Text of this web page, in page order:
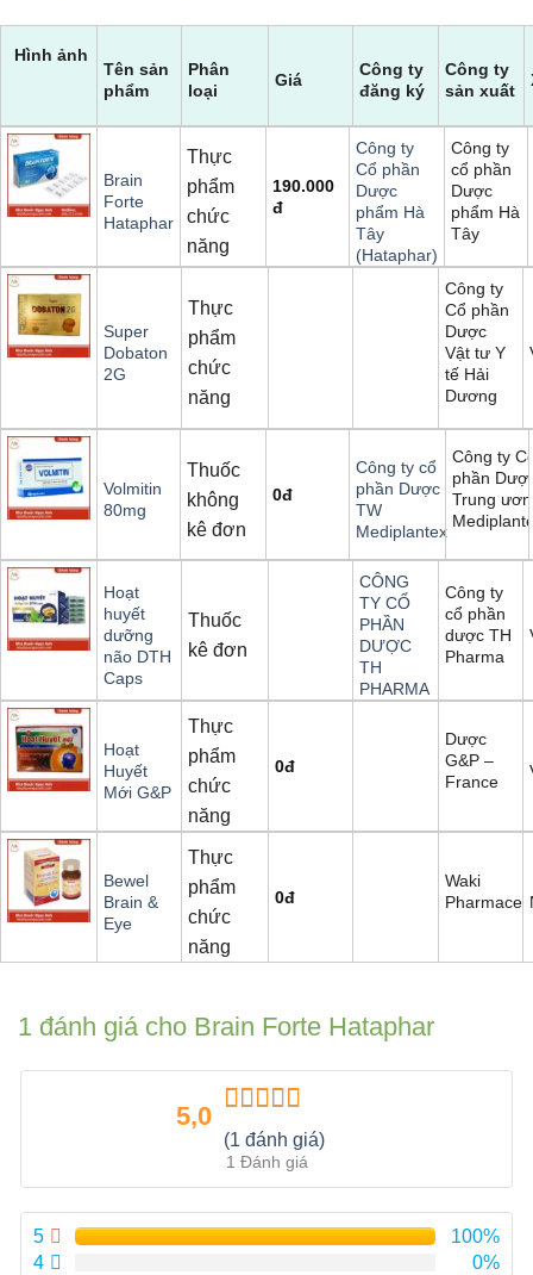
Hình ảnh
Tên sản
phẩm
Phân
loại
Giá
Công ty
đăng ký
Công ty
sản xuất
Brain
Forte
Hataphar
Thực
phẩm
chức
năng
190.000
đ
Công ty
Cổ phần
Dược
phẩm Hà
Tây
(Hataphar)
Công ty
cổ phần
Dược
phẩm Hà
Tây
Super
Dobaton
2G
Thực
phẩm
chức
năng
Công ty
Cổ phần
Dược
Vật tư Y
tế Hải
Dương
Volmitin
80mg
Thuốc
không
kê đơn
0đ
Công ty cổ
phần Dược
TW
Mediplantex
Công ty
phần
Trung
Hoạt
huyết
dưỡng
não DTH
Caps
Thuốc
kê đơn
CÔNG
TY CỔ
PHẦN
DƯỢC
TH
PHARMA
Công ty
cổ phần
dược TH
Pharma
Hoạt
Huyết
Mới G&P
Thực
phẩm
chức
năng
0đ
Dược
G&P –
France
Bewel
Brain &
Eye
Thực
phẩm
chức
năng
0đ
Waki
1 đánh giá cho Brain Forte Hataphar
5,0
Được xếp
hạng 5.00
sao
(1 đánh giá)
1 Đánh giá
5
100%
4
0%